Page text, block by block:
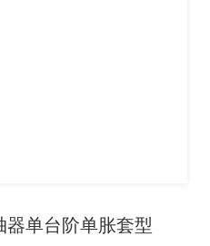
器单台阶单胀套型